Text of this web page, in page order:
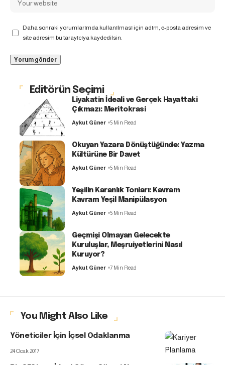
Daha sonraki yorumlarımda kullanılması için adım, e-posta adresim ve
site adresim bu tarayıcıya kaydedilsin.
Editörün Seçimi
Liyakatin İdeali ve Gerçek Hayattaki
Çıkmazı: Meritokrasi
Aykut Güner 5 Min Read
Okuyan Yazara Dönüştüğünde: Yazma
Kültürüne Bir Davet
Aykut Güner 5 Min Read
Yeşilin Karanlık Tonları: Kavram
Kavram Yeşil Manipülasyon
Aykut Güner 5 Min Read
Geçmişi Olmayan Gelecekte
Kuruluşlar, Meşruiyetlerini Nasıl
Kuruyor?
Aykut Güner 7 Min Read
You Might Also Like
Yöneticiler İçin İçsel Odaklanma
24 Ocak 2017